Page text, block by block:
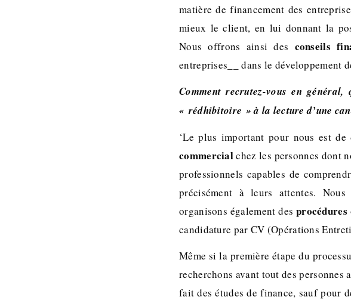
matière de financement des
mieux le client, en lui donnant la
Nous offrons ainsi des conseils
entreprises__ dans le développement
Comment recrutez-vous en
« rédhibitoire » à la lecture d’une
‘Le plus important pour nous est
commercialchez les personnes dont
professionnels capables de
précisément à leurs attentes.
organisons également des
candidature par CV (Opérations
Même si la première étape du
recherchons avant tout des personnes
fait des études de finance, sauf pour